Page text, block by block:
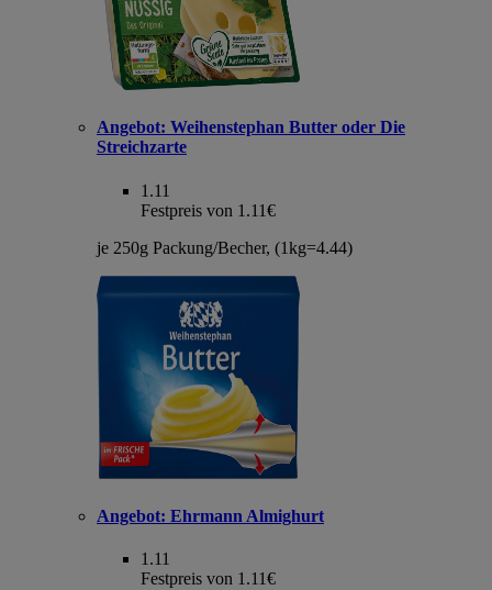
Angebot: Weihenstephan Butter oder Die
Streichzarte
1.11
Festpreis von 1.11€
je 250g Packung/Becher, (1kg=4.44)
Angebot: Ehrmann Almighurt
1.11
Festpreis von 1.11€